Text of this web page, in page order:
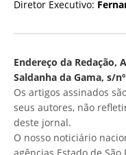
Diretor Executivo:
Endereço da Redação,
Saldanha da Gama, s/
Os artigos assinados
seus autores, não
deste jornal.
O nosso noticiário